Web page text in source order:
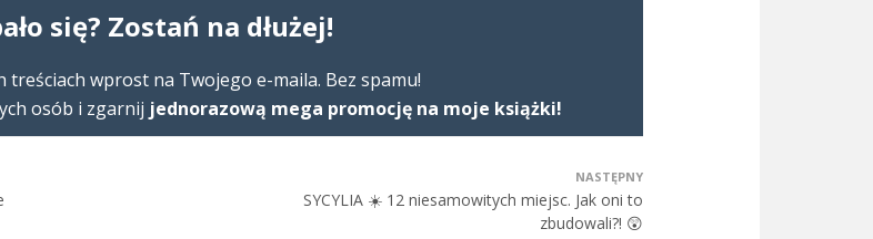
się? Zostań na dłużej!
treściach wprost na Twojego e-maila. Bez spamu!
osób i zgarnij jednorazową mega promocję na moje książki!
NASTĘPNY
SYCYLIA ☀️ 12 niesamowitych miejsc. Jak oni to
zbudowali?! 😲